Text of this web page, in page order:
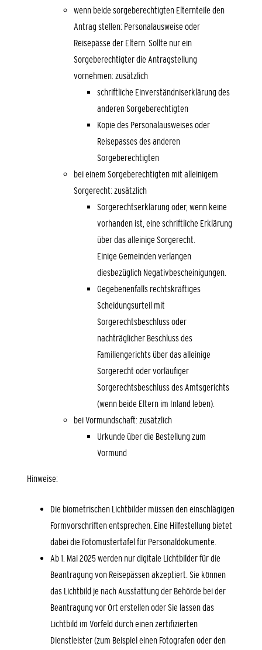
wenn beide sorgeberechtigten Elternteile den
Antrag stellen: Personalausweise oder
Reisepässe der Eltern. Sollte nur ein
Sorgeberechtigter die Antragstellung
vornehmen: zusätzlich
schriftliche Einverständniserklärung des
anderen Sorgeberechtigten
Kopie des Personalausweises oder
Reisepasses des anderen
Sorgeberechtigten
bei einem Sorgeberechtigten mit alleinigem
Sorgerecht: zusätzlich
Sorgerechtserklärung oder, wenn keine
vorhanden ist, eine schriftliche Erklärung
über das alleinige Sorgerecht.
Einige Gemeinden verlangen
diesbezüglich Negativbescheinigungen.
Gegebenenfalls rechtskräftiges
Scheidungsurteil mit
Sorgerechtsbeschluss oder
nachträglicher Beschluss des
Familiengerichts über das alleinige
Sorgerecht oder vorläufiger
Sorgerechtsbeschluss des Amtsgerichts
(wenn beide Eltern im Inland leben).
bei Vormundschaft: zusätzlich
Urkunde über die Bestellung zum
Vormund
Hinweise:
Die biometrischen Lichtbilder müssen den einschlägigen
Formvorschriften entsprechen. Eine Hilfestellung bietet
dabei die Fotomustertafel für Personaldokumente.
Ab 1. Mai 2025 werden nur digitale Lichtbilder für die
Beantragung von Reisepässen akzeptiert. Sie können
das Lichtbild je nach Ausstattung der Behörde bei der
Beantragung vor Ort erstellen oder Sie lassen das
Lichtbild im Vorfeld durch einen zertifizierten
Dienstleister (zum Beispiel einen Fotografen oder den